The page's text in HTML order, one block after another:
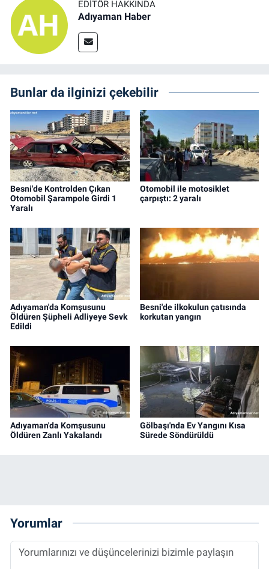
EDITÖR HAKKINDA
Adıyaman Haber
Bunlar da ilginizi çekebilir
Besni'de Kontrolden Çıkan
Otomobil Şarampole Girdi 1
Yaralı
Otomobil ile motosiklet
çarpıştı: 2 yaralı
Adıyaman'da Komşusunu
Öldüren Şüpheli Adliyeye Sevk
Edildi
Besni'de ilkokulun çatısında
korkutan yangın
Adıyaman'da Komşusunu
Öldüren Zanlı Yakalandı
Gölbaşı'nda Ev Yangını Kısa
Sürede Söndürüldü
Yorumlar